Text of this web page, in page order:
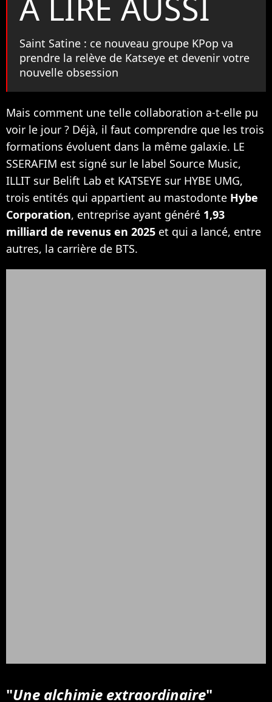
Saint Satine : ce nouveau groupe KPop va
prendre la relève de Katseye et devenir votre
nouvelle obsession
Mais comment une telle collaboration a-t-elle pu
voir le jour ? Déjà, il faut comprendre que les trois
formations évoluent dans la même galaxie. LE
SSERAFIM est signé sur le label Source Music,
ILLIT sur Belift Lab et KATSEYE sur HYBE UMG,
trois entités qui appartient au mastodonte Hybe
Corporation, entreprise ayant généré 1,93
milliard de revenus en 2025 et qui a lancé, entre
autres, la carrière de BTS.
"Une alchimie extraordinaire"